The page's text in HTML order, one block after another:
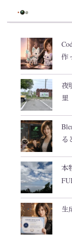
作
夜
里
る
本
生